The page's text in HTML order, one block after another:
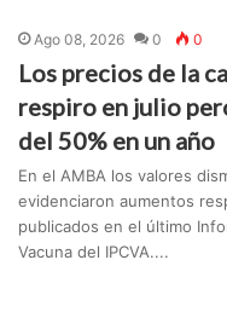
Ago 08, 2026 0 0
Los precios de la
respiro en julio
del 50% en un año
En el AMBA los valores
evidenciaron aumentos
publicados en el último
Vacuna del IPCVA....